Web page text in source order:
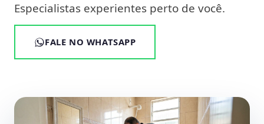
Especialistas experientes perto de você.
FALE NO WHATSAPP